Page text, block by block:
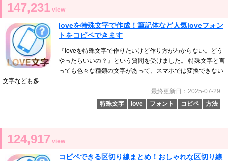
147,231 view
loveを特殊文字で作成！筆記体など人気loveフォン
トをコピペできます
『loveを特殊文字で作りたいけど作り方がわからない。どう
やったらいいの？』という質問を受けました。 特殊文字と言
っても色々な種類の文字があって、スマホでは変換できない
文字なども多...
最終更新日：2025-07-29
特殊文字
love フォント コピペ 方法
124,917 view
コピペできる区切り線まとめ！おしゃれな区切り線